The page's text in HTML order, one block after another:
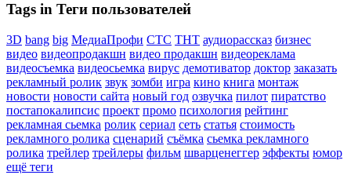
Tags in Теги пользователей
3D bang big МедиаПрофи СТС ТНТ аудиорассказ бизнес
видео видеопродакшн видео продакшн видеореклама
видеосъемка видеосьемка вирус демотиватор доктор заказать
рекламный ролик звук зомби игра кино книга монтаж
новости новости сайта новый год озвучка пилот пиратство
постапокалипсис проект промо психология рейтинг
рекламная сьемка ролик сериал сеть статья стоимость
рекламного ролика сценарий съёмка сьемка рекламного
ролика трейлер трейлеры фильм шварценеггер эффекты юмор
ещё теги